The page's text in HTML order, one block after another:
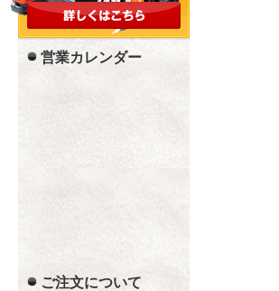
営業カレンダー
ご注文について